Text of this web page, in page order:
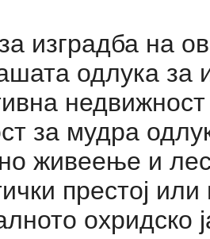
изградба на
одлука за
за мудра
живеење и
престој
охридско